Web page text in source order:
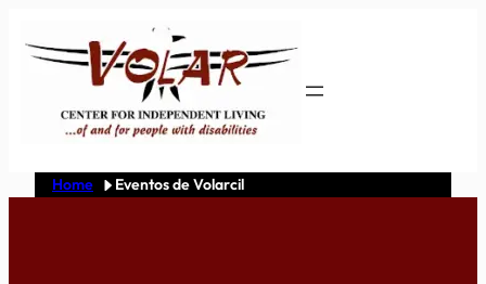
Home Eventos de Volarcil